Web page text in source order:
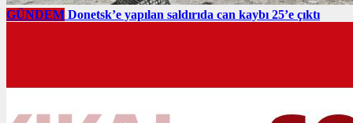
GÜNDEM Donetsk’e yapılan saldırıda can kaybı 25’e çıktı